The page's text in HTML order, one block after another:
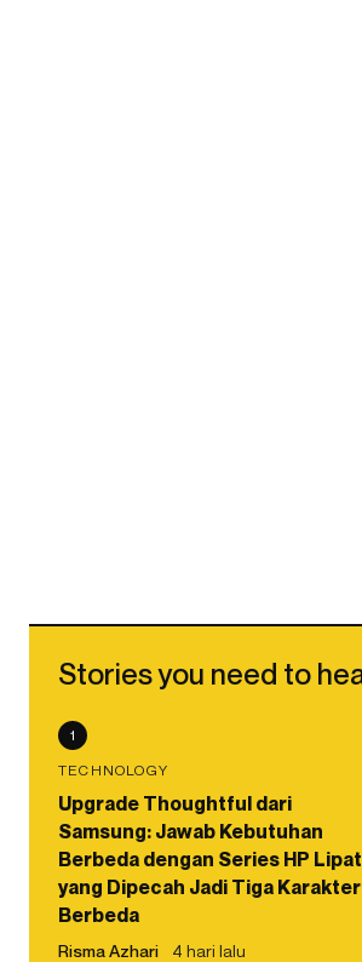
Stories you need to
1
TECHNOLOGY
Upgrade Thoughtful dari
Samsung: Jawab Kebutuhan
Berbeda dengan Series HP Lipat
yang Dipecah Jadi Tiga Karakter
Berbeda
Risma Azhari 4 hari lalu